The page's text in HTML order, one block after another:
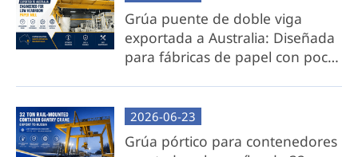
Fácil instalación: se desmonta para el envío y
luego se reinstala rápidamente en el sitio con
Ideal para: clientes que priorizan la
comodidad, el ahorro de tiempo y una
implementación sin complicaciones.
Grúa puente de doble viga
exportada a Australia: Diseñada
para fábricas de papel con poca
2026-06-23
Grúa pórtico para contenedores